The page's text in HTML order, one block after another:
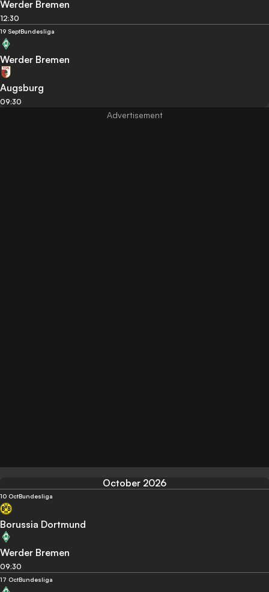
Werder Bremen
12:30
19 SeptBundesliga
Werder Bremen
Augsburg
09:30
October 2026
10 OctBundesliga
Borussia Dortmund
Werder Bremen
09:30
17 OctBundesliga